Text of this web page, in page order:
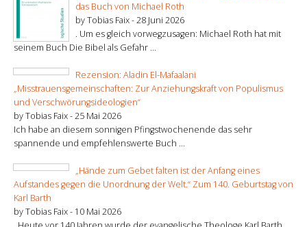
das Buch von Michael Roth
by Tobias Faix -28 Juni 2026
. Um es gleich vorwegzusagen: Michael Roth hat mit
seinem Buch Die Bibel als Gefahr ...
Rezension: Aladin El-Mafaalani
„Misstrauensgemeinschaften: Zur Anziehungskraft von Populismus
und Verschwörungsideologien“
by Tobias Faix -25 Mai 2026
Ich habe an diesem sonnigen Pfingstwochenende das sehr
spannende und empfehlenswerte Buch ...
„Hände zum Gebet falten ist der Anfang eines
Aufstandes gegen die Unordnung der Welt.“ Zum 140. Geburtstag von
Karl Barth
by Tobias Faix - 10 Mai 2026